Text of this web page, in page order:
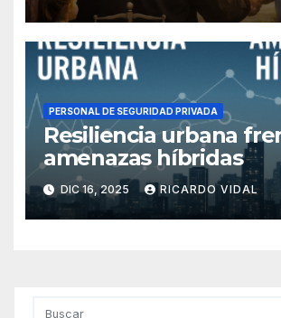
PERSONAL DE SEGURIDAD PRIVADA
Resiliencia urbana
amenazas híbridas
DIC 16, 2025 RICARDO VIDAL